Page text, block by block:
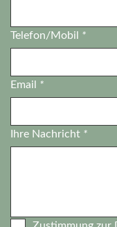
Telefon/Mobil *
Email *
Ihre Nachricht *